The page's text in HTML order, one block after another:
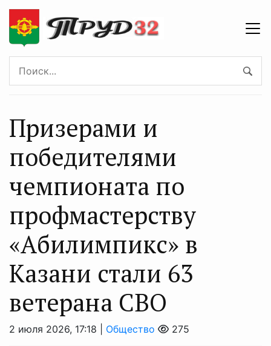
Призерами и
победителями
чемпионата по
профмастерству
«Абилимпикс» в
Казани стали 63
ветерана СВО
2 июля 2026, 17:18 | Общество 275